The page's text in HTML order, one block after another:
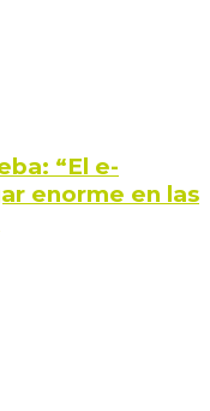
“El e-
enorme en las